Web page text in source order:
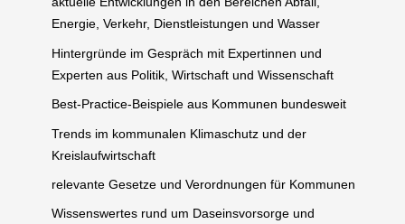
Energie, Verkehr, Dienstleistungen und Wasser
Hintergründe im Gespräch mit Expertinnen und
Experten aus Politik, Wirtschaft und Wissenschaft
Best-Practice-Beispiele aus Kommunen bundesweit
Trends im kommunalen Klimaschutz und der
Kreislaufwirtschaft
relevante Gesetze und Verordnungen für Kommunen
Wissenswertes rund um Daseinsvorsorge und